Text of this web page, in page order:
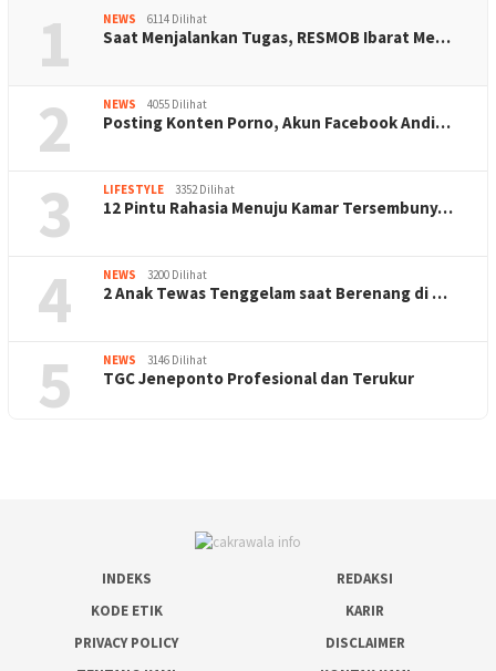
1 NEWS 6114 Dilihat
Saat Menjalankan Tugas, RESMOB Ibarat Me…
2 NEWS 4055 Dilihat
Posting Konten Porno, Akun Facebook Andi…
3 LIFESTYLE 3352 Dilihat
12 Pintu Rahasia Menuju Kamar Tersembuny…
4 NEWS 3200 Dilihat
2 Anak Tewas Tenggelam saat Berenang di …
5 NEWS 3146 Dilihat
TGC Jeneponto Profesional dan Terukur
INDEKS
REDAKSI
KODE ETIK
KARIR
PRIVACY POLICY
DISCLAIMER